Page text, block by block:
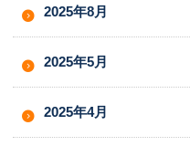
2025年8月
2025年5月
2025年4月